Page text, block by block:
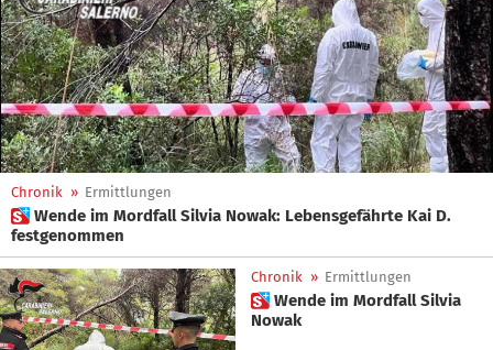
Chronik » Ermittlungen
 Wende im Mordfall Silvia Nowak: Lebensgefährte Kai D.
festgenommen
Chronik » Ermittlungen
 Wende im Mordfall Silvia
Nowak